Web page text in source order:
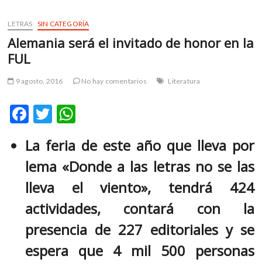
g
r
e
n
LETRAS SIN CATEGORÍA
Alemania será el invitado de honor en la
FUL
9 agosto, 2016 No hay comentarios Literatura
F
e
b
o
o
k
T
itt
er
at
s
A
p
p
La feria de este año que lleva por
lema «Donde a las letras no se las
lleva el viento», tendrá 424
actividades, contará con la
presencia de 227 editoriales y se
espera que 4 mil 500 personas